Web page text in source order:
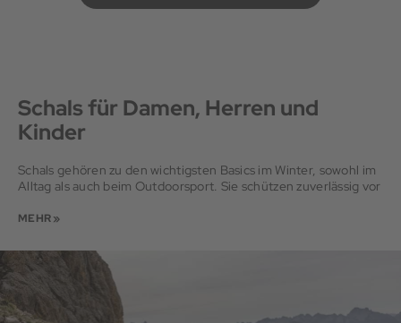
Schals für Damen, Herren und
Kinder
Schals gehören zu den wichtigsten Basics im Winter, sowohl im
Alltag als auch beim Outdoorsport. Sie schützen zuverlässig vor
ab. Ob klassischer Wollschal, schickes Halstuch oder praktischer
Modell.
Welcher Schal für welche Aktivität?
MEHR »